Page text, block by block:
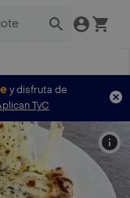
y disfruta de
TyC